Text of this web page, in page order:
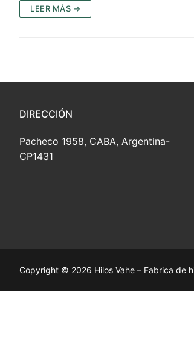
LEER MÁS →
DIRECCIÓN
Pacheco 1958, CABA, Argentina-
CP1431
Copyright © 2026 Hilos Vahe – Fabrica de